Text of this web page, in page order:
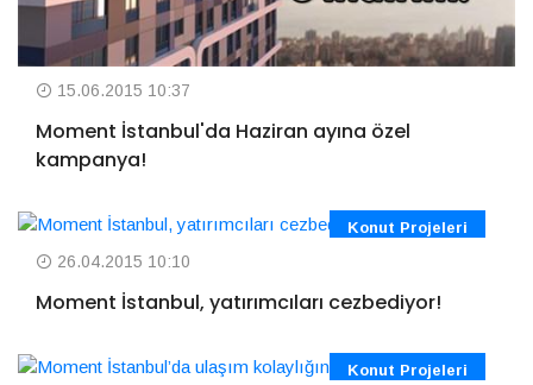
15.06.2015 10:37
Moment İstanbul'da Haziran ayına özel
kampanya!
Konut Projeleri
26.04.2015 10:10
Moment İstanbul, yatırımcıları cezbediyor!
Konut Projeleri